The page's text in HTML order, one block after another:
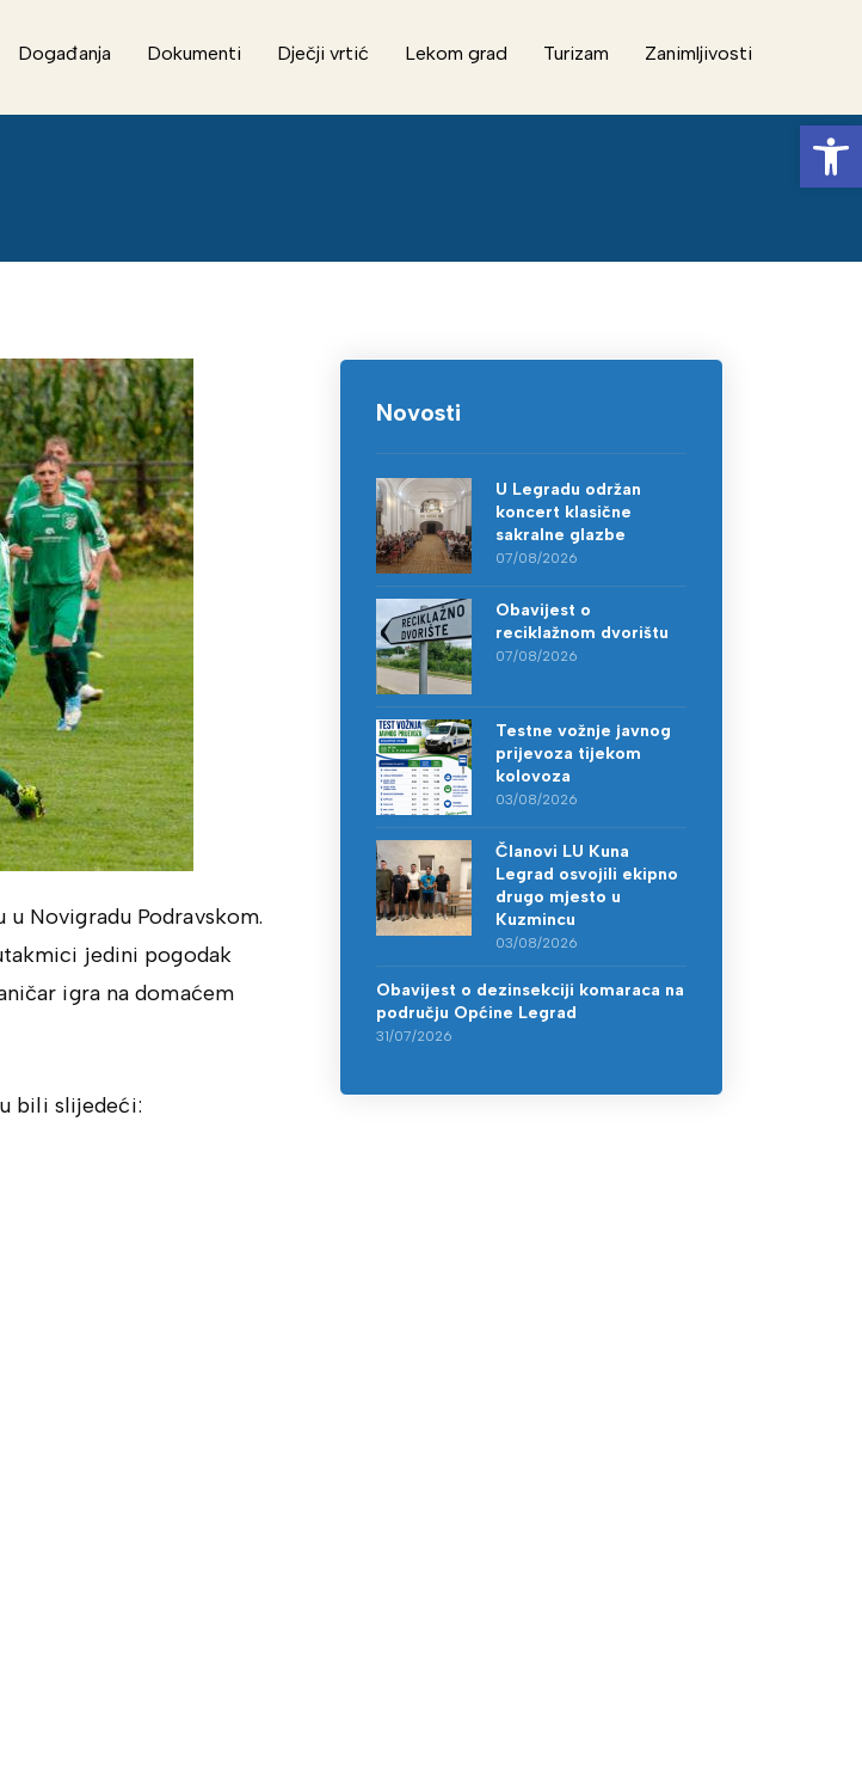
Događanja Dokumenti Dječji vrtić Lekom grad Turizam
Zanimljivosti
Novigradu Podravskom.
jedini pogodak
igra na domaćem
bili slijedeći:
Novosti
U Legradu održan
koncert klasične
sakralne glazbe
07/08/2026
Obavijest o
reciklažnom dvorištu
07/08/2026
Testne vožnje javnog
prijevoza tijekom
kolovoza
03/08/2026
Članovi LU Kuna
Legrad osvojili ekipno
drugo mjesto u
Kuzmincu
03/08/2026
Obavijest o dezinsekciji komaraca na
području Općine Legrad
31/07/2026